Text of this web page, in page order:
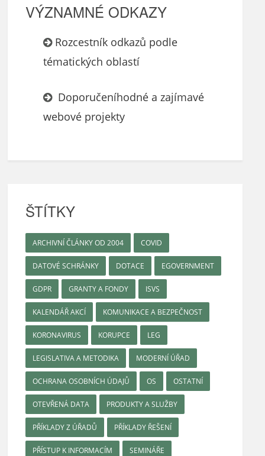
VÝZNAMNÉ ODKAZY
Rozcestník odkazů podle
tématických oblastí
Doporučeníhodné a zajímavé
webové projekty
ŠTÍTKY
ARCHIVNÍ ČLÁNKY OD 2004 COVID
DATOVÉ SCHRÁNKY DOTACE EGOVERNMENT
GDPR GRANTY A FONDY ISVS
KALENDÁŘ AKCÍ KOMUNIKACE A BEZPEČNOST
KORONAVIRUS KORUPCE LEG
LEGISLATIVA A METODIKA MODERNÍ ÚŘAD
OCHRANA OSOBNÍCH ÚDAJŮ OS OSTATNÍ
OTEVŘENÁ DATA PRODUKTY A SLUŽBY
PŘÍKLADY Z ÚŘADŮ PŘÍKLADY ŘEŠENÍ
PŘÍSTUP K INFORMACÍM SEMINÁŘE